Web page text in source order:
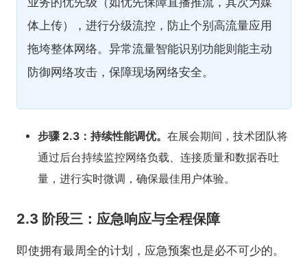
体上传），进行分级流控，防止个别高流量应用
拖垮整体网络。异常流量智能识别功能则能主动
防御网络攻击，保障现场网络安全。
步骤 2.3：持续性能调优。 在展会期间，技术团队将
通过后台持续监控网络负载、连接质量和数据吞吐
量，进行实时微调，确保最佳用户体验。
2.3 阶段三：应急响应与全程保障
即使拥有最周全的计划，应急预案也是必不可少的。